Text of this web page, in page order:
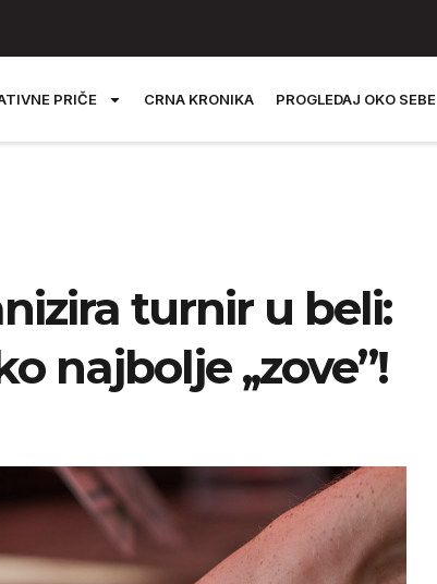
PRIČE CRNA KRONIKA PROGLEDAJ OKO SEBE
turnir u beli:
najbolje ,,zove”!